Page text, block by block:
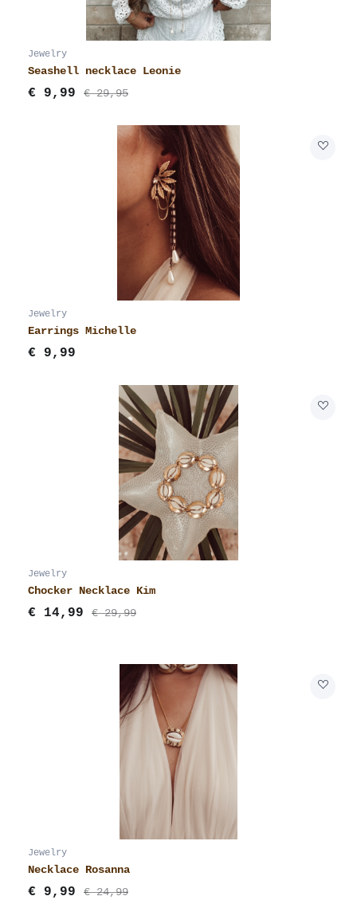
Jewelry
Seashell necklace Leonie
€ 9,99 € 29,95
Jewelry
Earrings Michelle
€ 9,99
Jewelry
Chocker Necklace Kim
€ 14,99 € 29,99
Jewelry
Necklace Rosanna
€ 9,99 € 24,99